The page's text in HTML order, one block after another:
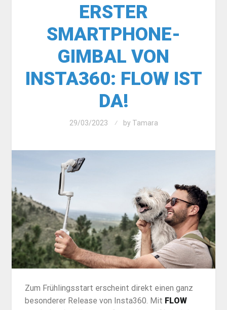
ERSTER
SMARTPHONE-
GIMBAL VON
INSTA360: FLOW IST
DA!
29/03/2023 by Tamara
Zum Frühlingsstart erscheint direkt einen ganz
besonderer Release von Insta360. Mit FLOW